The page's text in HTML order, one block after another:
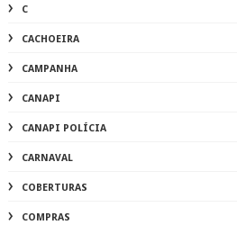
C
CACHOEIRA
CAMPANHA
CANAPI
CANAPI POLÍCIA
CARNAVAL
COBERTURAS
COMPRAS